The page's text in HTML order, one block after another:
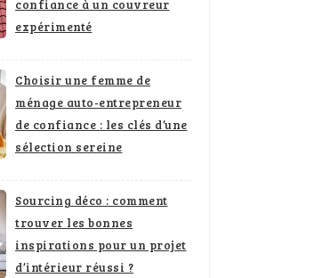
confiance à un couvreur
expérimenté
Choisir une femme de
ménage auto-entrepreneur
de confiance : les clés d’une
sélection sereine
Sourcing déco : comment
trouver les bonnes
inspirations pour un projet
d’intérieur réussi ?